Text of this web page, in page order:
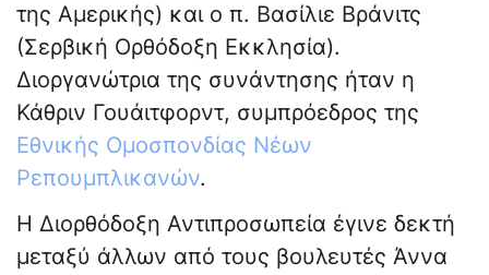
της Αμερικής) και ο π. Βασίλιε Βράνιτς
(Σερβική Ορθόδοξη Εκκλησία).
Διοργανώτρια της συνάντησης ήταν η
Κάθριν Γουάιτφορντ, συμπρόεδρος της
Εθνικής Ομοσπονδίας Νέων
Ρεπουμπλικανών.
Η Διορθόδοξη Αντιπροσωπεία έγινε δεκτή
μεταξύ άλλων από τους βουλευτές Άννα